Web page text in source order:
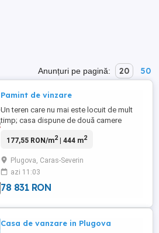
Anunțuri pe pagină: 20 50
Pamint de vinzare
Un teren care nu mai este locuit de mult
timp; casa dispune de două camere
de găini (C2), o fântână și teren agricol.
este asfaltat, iar zona este extrem de
liniștită, la marginea satului. Există racord
la rețeaua de ...
177,55 RON/m2| 444 m2
Plugova, Caras-Severin
azi 11:03
78 831 RON
Casa de vanzare in Plugova